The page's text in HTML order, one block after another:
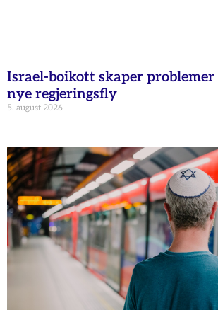
Israel-boikott skaper
nye regjeringsfly
5. august 2026